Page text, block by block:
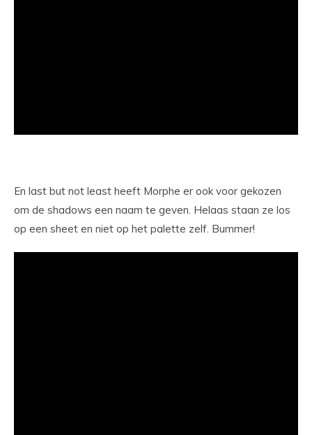
En last but not least heeft Morphe er ook voor gekozen
om de shadows een naam te geven. Helaas staan ze los
op een sheet en niet op het palette zelf. Bummer!